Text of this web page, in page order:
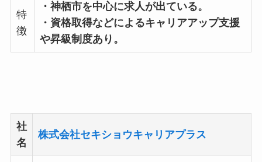
特
徴
・神栖市を中心に求人が出ている。
・資格取得などによるキャリアアップ支援
や昇級制度あり。
社
名
株式会社セキショウキャリアプラス